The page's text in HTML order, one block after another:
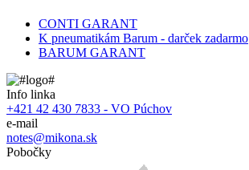
CONTI GARANT
K pneumatikám Barum - darček zadarmo
BARUM GARANT
Info linka
+421 42 430 7833 - VO Púchov
e-mail
notes@mikona.sk
Pobočky